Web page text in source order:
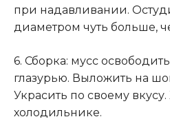
при надавливании.
диаметром чуть больше,
6. Сборка: мусс
глазурью. Выложить на
Украсить по своему
холодильнике.